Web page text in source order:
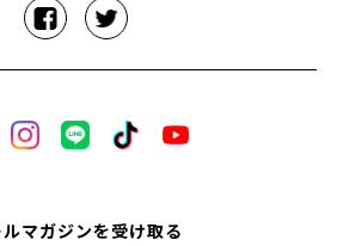
マガジンを受け取る